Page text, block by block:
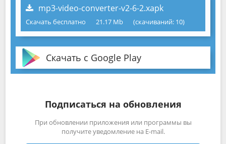
mp3-video-converter-v2-6-2.xapk
Скачать бесплатно 21.17 Mb (cкачиваний: 10)
Скачать с Google Play
Подписаться на обновления
При обновлении приложения или программы вы
получите уведомление на E-mail.